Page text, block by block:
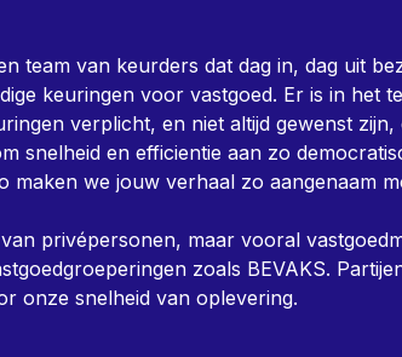
team van keurders dat dag in, dag uit
keuringen voor vastgoed. Er is in het
verplicht, en niet altijd gewenst
snelheid en efficientie aan zo
maken we jouw verhaal zo aangenaam
privépersonen, maar vooral
zoals BEVAKS.
onze snelheid van oplevering.